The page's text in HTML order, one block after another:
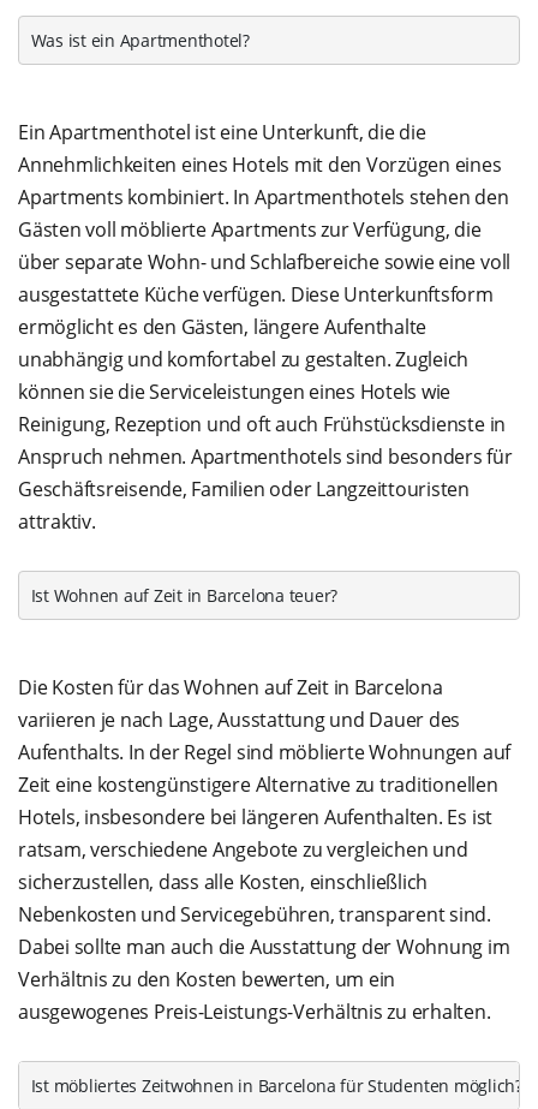
Was ist ein Apartmenthotel?
Ein Apartmenthotel ist eine Unterkunft, die die
Annehmlichkeiten eines Hotels mit den Vorzügen eines
Apartments kombiniert. In Apartmenthotels stehen den
Gästen voll möblierte Apartments zur Verfügung, die
über separate Wohn- und Schlafbereiche sowie eine voll
ausgestattete Küche verfügen. Diese Unterkunftsform
ermöglicht es den Gästen, längere Aufenthalte
unabhängig und komfortabel zu gestalten. Zugleich
können sie die Serviceleistungen eines Hotels wie
Reinigung, Rezeption und oft auch Frühstücksdienste in
Anspruch nehmen. Apartmenthotels sind besonders für
Geschäftsreisende, Familien oder Langzeittouristen
attraktiv.
Ist Wohnen auf Zeit in Barcelona teuer?
Die Kosten für das Wohnen auf Zeit in Barcelona
variieren je nach Lage, Ausstattung und Dauer des
Aufenthalts. In der Regel sind möblierte Wohnungen auf
Zeit eine kostengünstigere Alternative zu traditionellen
Hotels, insbesondere bei längeren Aufenthalten. Es ist
ratsam, verschiedene Angebote zu vergleichen und
sicherzustellen, dass alle Kosten, einschließlich
Nebenkosten und Servicegebühren, transparent sind.
Dabei sollte man auch die Ausstattung der Wohnung im
Verhältnis zu den Kosten bewerten, um ein
ausgewogenes Preis-Leistungs-Verhältnis zu erhalten.
Ist möbliertes Zeitwohnen in Barcelona für Studenten möglich?